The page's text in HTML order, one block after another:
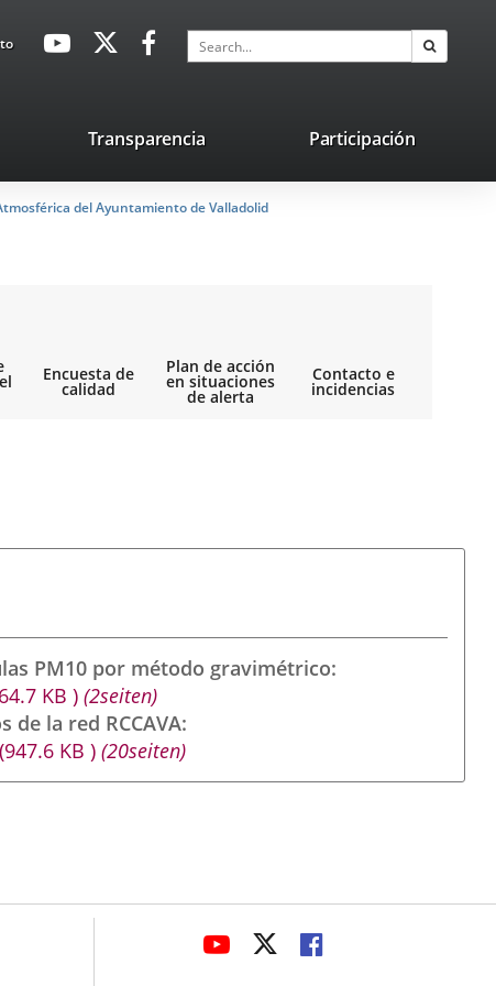
avaHeaderSocial
Link
Link
application.
application.
Search
Transparencia Participación
del Ayuntamiento de Valladolid
Encuesta de
calidad
Plan de acción
en situaciones
de alerta
Contacto e
incidencias
PM10 por método gravimétrico
KB) (2seiten)
de la red RCCAVA
(947.6 KB) (20seiten)
LINK
LINKLINK